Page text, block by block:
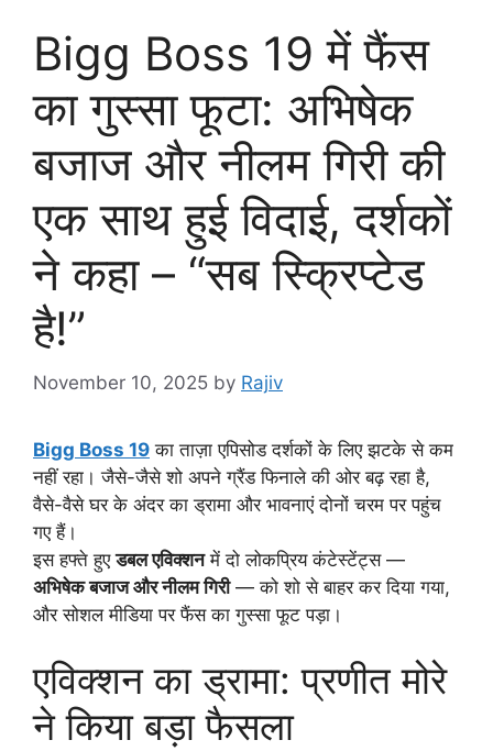
Bigg Boss 19 में फैंस
का गुस्सा फूटा: अभिषेक
बजाज और नीलम गिरी की
एक साथ हुई विदाई, दर्शकों
ने कहा – “सब स्क्रिप्टेड
है!”
November 10, 2025 by Rajiv
Bigg Boss 19 का ताज़ा एपिसोड दर्शकों के लिए झटके से कम
नहीं रहा। जैसे-जैसे शो अपने ग्रैंड फिनाले की ओर बढ़ रहा है,
वैसे-वैसे घर के अंदर का ड्रामा और भावनाएं दोनों चरम पर पहुंच
गए हैं।
इस हफ्ते हुएडबल एविक्शनमें दो लोकप्रिय कंटेस्टेंट्स —
अभिषेक बजाज और नीलम गिरी— को शो से बाहर कर दिया गया,
और सोशल मीडिया पर फैंस का गुस्सा फूट पड़ा।
एविक्शन का ड्रामा: प्रणीत मोरे
ने किया बड़ा फैसला